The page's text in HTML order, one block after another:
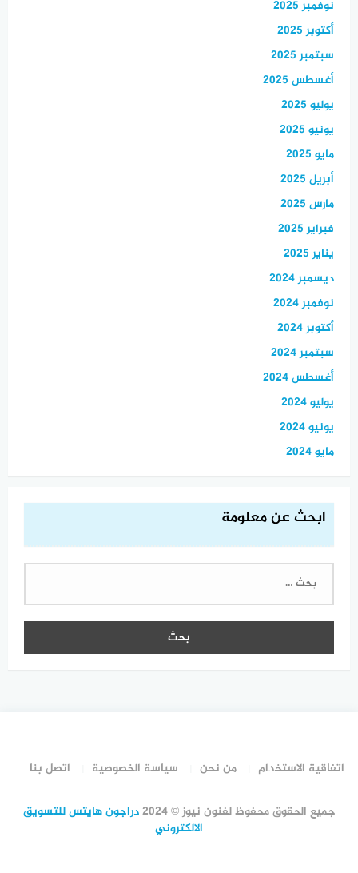
نوفمبر 2025
أكتوبر 2025
سبتمبر 2025
أغسطس 2025
يوليو 2025
يونيو 2025
مايو 2025
أبريل 2025
مارس 2025
فبراير 2025
يناير 2025
ديسمبر 2024
نوفمبر 2024
أكتوبر 2024
سبتمبر 2024
أغسطس 2024
يوليو 2024
يونيو 2024
مايو 2024
ابحث عن معلومة
البحث
اتفاقية الاستخدام من نحن سياسة الخصوصية اتصل بنا
جميع الحقوق محفوظ لفنون نيوز © 2024
دراجون هايتس للتسويق
الالكتروني